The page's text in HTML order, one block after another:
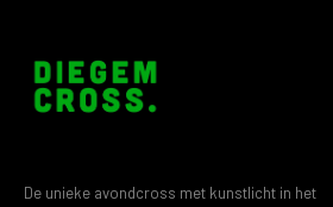
De unieke avondcross met kunstlicht in het